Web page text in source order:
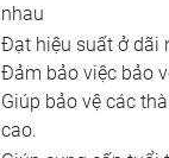
nhau
Đạt hiệu suất ở dãi
Đảm bảo việc bảo
Giúp bảo vệ các
cao.